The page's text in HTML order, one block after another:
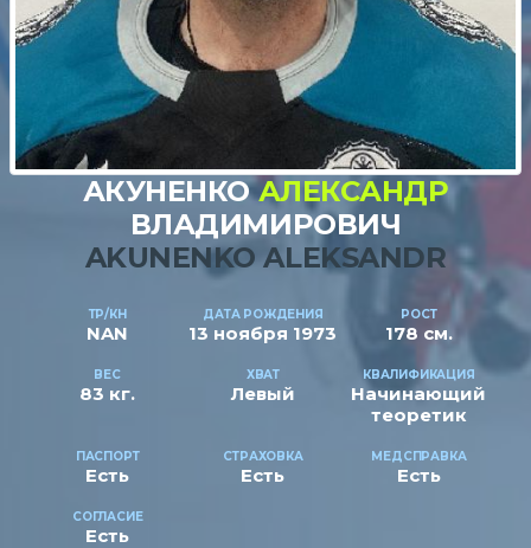
АКУНЕНКОАЛЕКСАНДР
ВЛАДИМИРОВИЧ
AKUNENKO ALEKSANDR
ТР/КН
NAN
ДАТА РОЖДЕНИЯ
13 ноября 1973
РОСТ
178 см.
ВЕС
83 кг.
ХВАТ
Левый
КВАЛИФИКАЦИЯ
Начинающий
теоретик
ПАСПОРТ
Есть
СТРАХОВКА
Есть
МЕДСПРАВКА
Есть
СОГЛАСИЕ
Есть